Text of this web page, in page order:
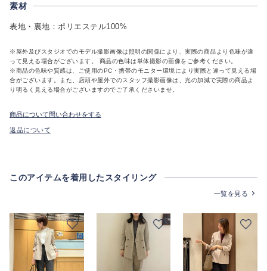
素材
表地・裏地：ポリエステル100%
※屋外及びスタジオでのモデル撮影画像は照明の関係により、実際の商品より色味が違
って見える場合がございます。 商品の色味は単体撮影の画像をご参考ください。
※商品の色味や質感は、ご使用のPC・携帯のモニター環境により実際と違って見える場
合がございます。また、店頭や屋外でのスタッフ撮影画像は、光の加減で実際の商品よ
り明るく見える場合がございますのでご了承くださいませ。
商品について問い合わせをする
返品について
このアイテムを着用したスタイリング
一覧を見る